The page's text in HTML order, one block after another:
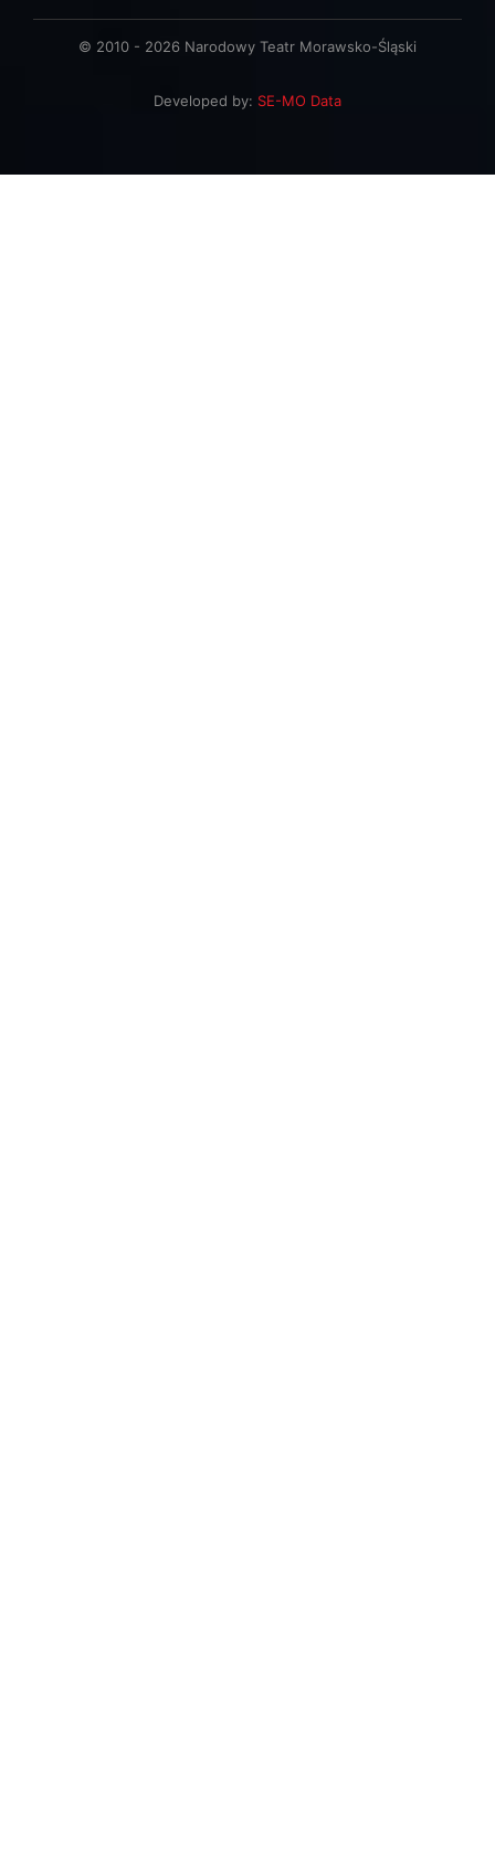
© 2010 - 2026 Narodowy Teatr Morawsko-Śląski
Developed by: SE-MO Data